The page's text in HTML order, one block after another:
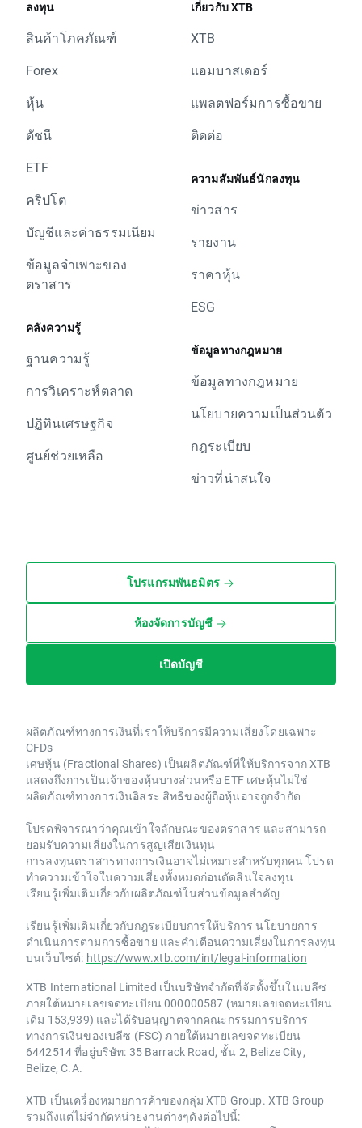
ลงทุน
สินค้าโภคภัณฑ์
Forex
หุ้น
ดัชนี
ETF
คริปโต
บัญชีและค่าธรรมเนียม
ข้อมูลจำเพาะของ
ตราสาร
คลังความรู้
ฐานความรู้
การวิเคราะห์ตลาด
ปฏิทินเศรษฐกิจ
ศูนย์ช่วยเหลือ
เกี่ยวกับ XTB
XTB
แอมบาสเดอร์
แพลตฟอร์มการซื้อขาย
ติดต่อ
ความสัมพันธ์นักลงทุน
ข่าวสาร
รายงาน
ราคาหุ้น
ESG
ข้อมูลทางกฎหมาย
ข้อมูลทางกฎหมาย
นโยบายความเป็นส่วนตัว
กฎระเบียบ
ข่าวที่น่าสนใจ
โปรแกรมพันธมิตร
ห้องจัดการบัญชี
เปิดบัญชี
ผลิตภัณฑ์ทางการเงินที่เราให้บริการมีความเสี่ยงโดยเฉพาะ
CFDs
เศษหุ้น (Fractional Shares) เป็นผลิตภัณฑ์ที่ให้บริการจาก XTB
แสดงถึงการเป็นเจ้าของหุ้นบางส่วนหรือ ETF เศษหุ้นไม่ใช่
ผลิตภัณฑ์ทางการเงินอิสระ สิทธิของผู้ถือหุ้นอาจถูกจำกัด
โปรดพิจารณาว่าคุณเข้าใจลักษณะของตราสาร และสามารถ
ยอมรับความเสี่ยงในการสูญเสียเงินทุน
การลงทุนตราสารทางการเงินอาจไม่เหมาะสำหรับทุกคน โปรด
ทำความเข้าใจในความเสี่ยงทั้งหมดก่อนตัดสินใจลงทุน
เรียนรู้เพิ่มเติมเกี่ยวกับผลิตภัณฑ์ในส่วนข้อมูลสำคัญ
เรียนรู้เพิ่มเติมเกี่ยวกับกฎระเบียบการให้บริการ นโยบายการ
ดำเนินการตามการซื้อขาย และคำเตือนความเสี่ยงในการลงทุน
บนเว็บไซต์: https://www.xtb.com/int/legal-information
XTB International Limited เป็นบริษัทจำกัดที่จัดตั้งขึ้นในเบลีซ
ภายใต้หมายเลขจดทะเบียน 000000587 (หมายเลขจดทะเบียน
เดิม 153,939) และได้รับอนุญาตจากคณะกรรมการบริการ
ทางการเงินของเบลีซ (FSC) ภายใต้หมายเลขจดทะเบียน
6442514 ที่อยู่บริษัท: 35 Barrack Road, ชั้น 2, Belize City,
Belize, C.A.
XTB เป็นเครื่องหมายการค้าของกลุ่ม XTB Group. XTB Group
รวมถึงแต่ไม่จำกัดหน่วยงานต่างๆดังต่อไปนี้: